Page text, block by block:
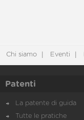
Chi siamo Eventi
Patenti
La patente di guida
Tutte le pratiche